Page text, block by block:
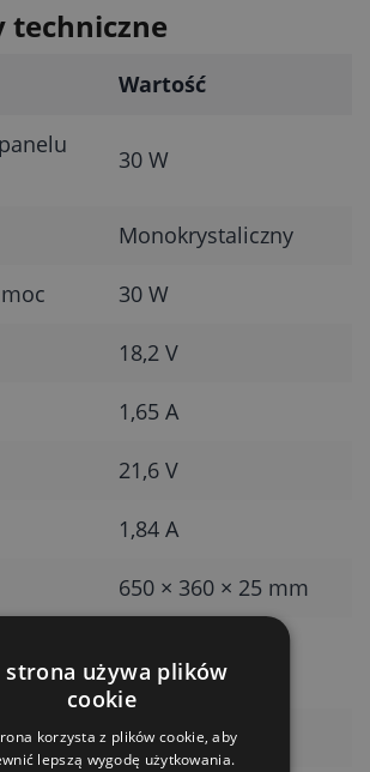
techniczne
Wartość
30 W
Monokrystaliczny
30 W
18,2 V
1,65 A
21,6 V
1,84 A
650 × 360 × 25 mm
PWM 10 A
10 A
strona używa plików
cookie
korzysta z plików cookie, aby
lepszą wygodę użytkowania.